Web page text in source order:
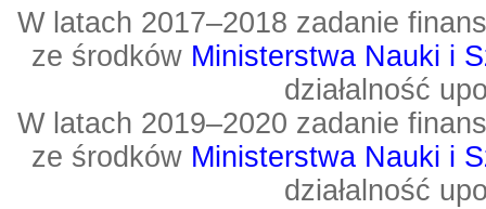
W latach 2017–2018 zadanie
ze środków Ministerstwa Nauki i
działalność
W latach 2019–2020 zadanie
ze środków Ministerstwa Nauki i
działalność